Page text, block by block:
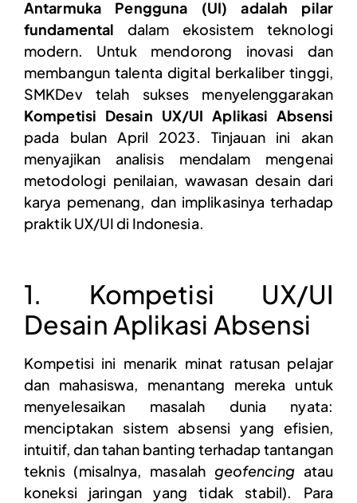
Antarmuka Pengguna (UI) adalah pilar
fundamental dalam ekosistem teknologi
modern. Untuk mendorong inovasi dan
membangun talenta digital berkaliber tinggi,
SMKDev telah sukses menyelenggarakan
Kompetisi Desain UX/UI Aplikasi Absensi
pada bulan April 2023. Tinjauan ini akan
menyajikan analisis mendalam mengenai
metodologi penilaian, wawasan desain dari
karya pemenang, dan implikasinya terhadap
praktik UX/UI di Indonesia.
1. Kompetisi UX/UI
Desain Aplikasi Absensi
Kompetisi ini menarik minat ratusan pelajar
dan mahasiswa, menantang mereka untuk
menyelesaikan masalah dunia nyata:
menciptakan sistem absensi yang efisien,
intuitif, dan tahan banting terhadap tantangan
teknis (misalnya, masalah geofencingatau
koneksi jaringan yang tidak stabil). Para